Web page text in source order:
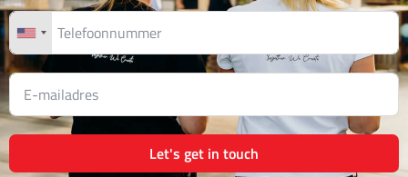
Let's get in touch